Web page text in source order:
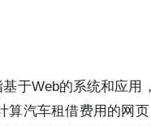
于Web的系统和应用
汽车租借费用的网